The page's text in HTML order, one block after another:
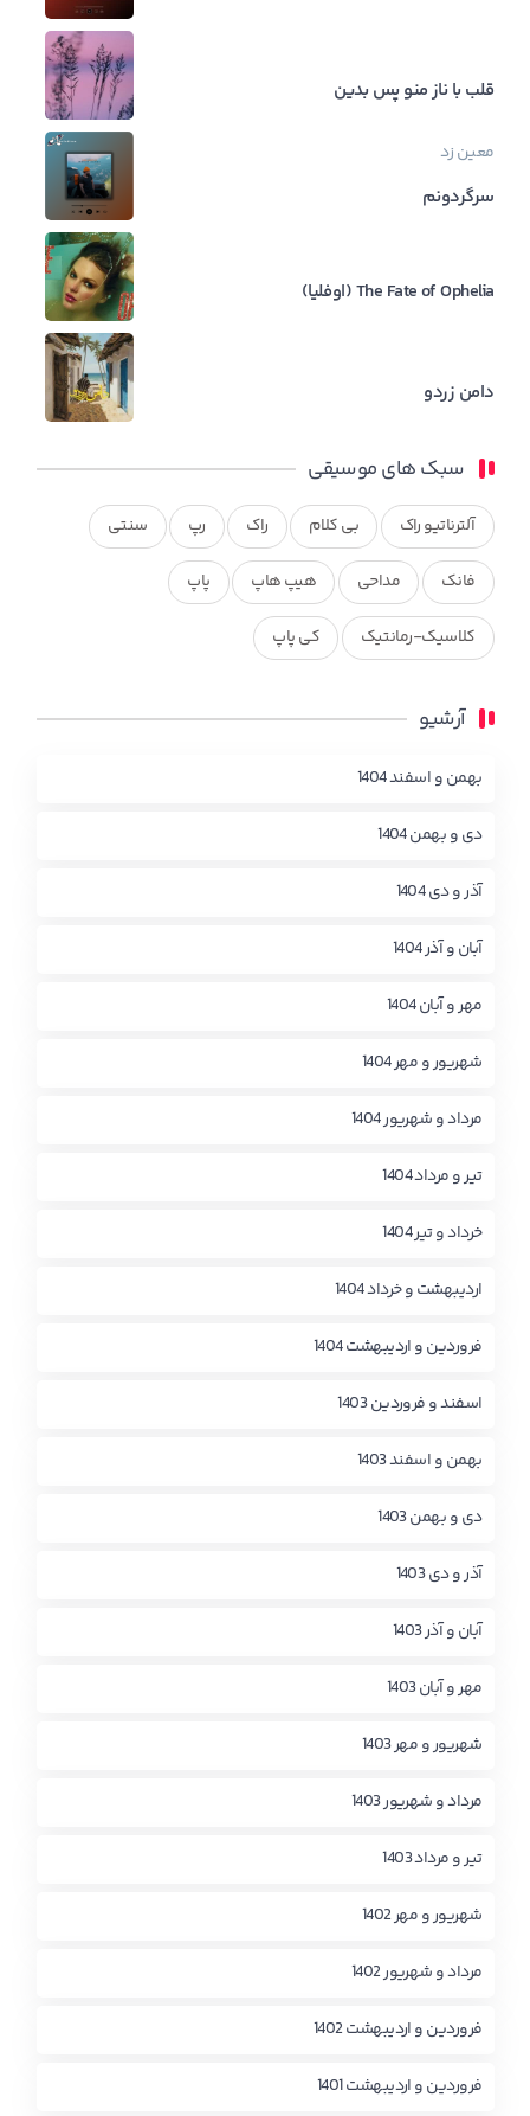
قلب با ناز منو پس بدین
معین زد
سرگردونم
The Fate of Ophelia (اوفلیا)
دامن زردو
سبک های موسیقی
آلترناتیو راک بی کلام راک رپ سنتی
فانک مداحی هیپ هاپ پاپ
کلاسیک-رمانتیک کی پاپ
آرشیو
بهمن و اسفند 1404
دی و بهمن 1404
آذر و دی 1404
آبان و آذر 1404
مهر و آبان 1404
شهریور و مهر 1404
مرداد و شهریور 1404
تیر و مرداد 1404
خرداد و تیر 1404
اردیبهشت و خرداد 1404
فروردین و اردیبهشت 1404
اسفند و فروردین 1403
بهمن و اسفند 1403
دی و بهمن 1403
آذر و دی 1403
آبان و آذر 1403
مهر و آبان 1403
شهریور و مهر 1403
مرداد و شهریور 1403
تیر و مرداد 1403
شهریور و مهر 1402
مرداد و شهریور 1402
فروردین و اردیبهشت 1402
فروردین و اردیبهشت 1401